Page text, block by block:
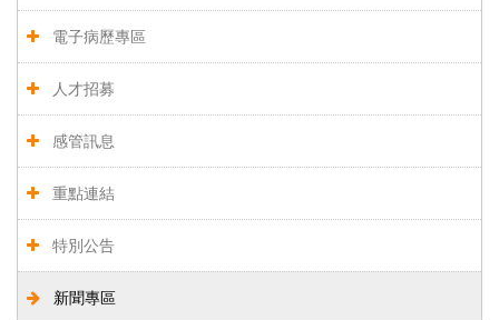
電子病歷專區
人才招募
感管訊息
重點連結
特別公告
新聞專區